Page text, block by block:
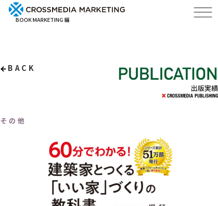
BOOK MARKETING 編
BACK
出版実績
その他